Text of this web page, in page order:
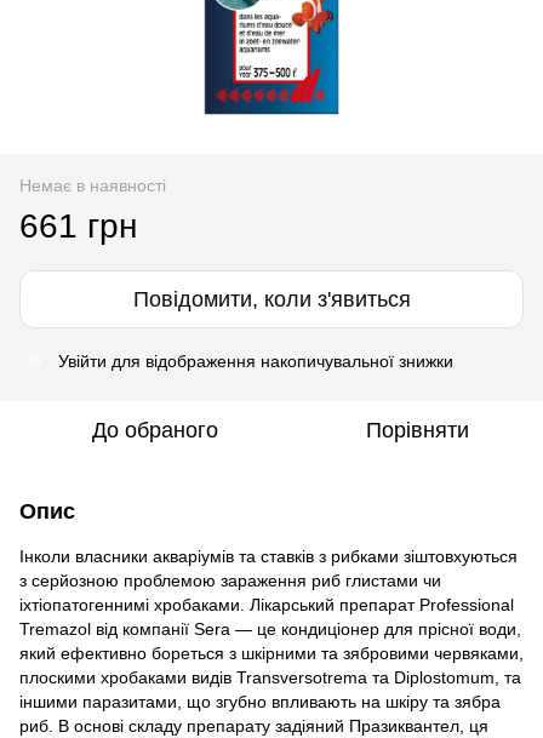
Немає в наявності
661 грн
Повідомити, коли з'явиться
Увійти для відображення накопичувальної знижки
До обраного Порівняти
Опис
Інколи власники акваріумів та ставків з рибками зіштовхуються
з серйозною проблемою зараження риб глистами чи
іхтіопатогеннимі хробаками. Лікарський препарат Professional
Tremazol від компанії Sera — це кондиціонер для прісної води,
який ефективно бореться з шкірними та зябровими червяками,
плоскими хробаками видів Transversotrema та Diplostomum, та
іншими паразитами, що згубно впливають на шкіру та зябра
риб. В основі складу препарату задіяний Празиквантел, ця